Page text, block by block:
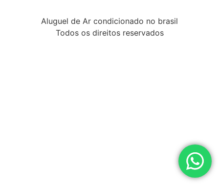
Aluguel de Ar condicionado no brasil
Todos os direitos reservados